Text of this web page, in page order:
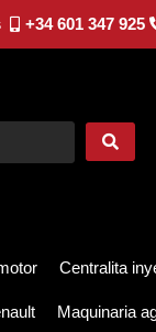
+34 601 347 925
Centralita
Maquinaria